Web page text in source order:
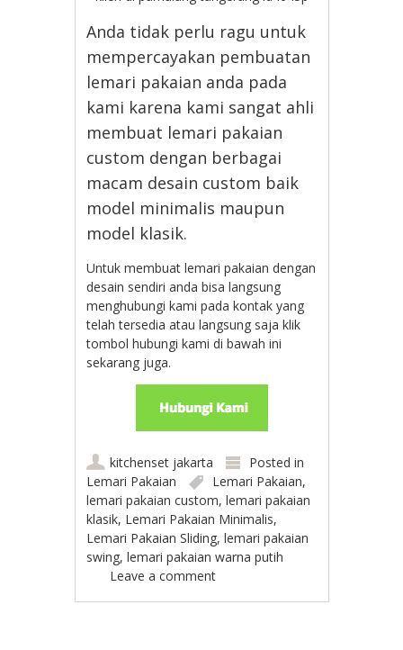
Anda tidak perlu ragu untuk
mempercayakan pembuatan
lemari pakaian anda pada
kami karena kami sangat ahli
membuat lemari pakaian
custom dengan berbagai
macam desain custom baik
model minimalis maupun
model klasik.
Untuk membuat lemari pakaian dengan
desain sendiri anda bisa langsung
menghubungi kami pada kontak yang
telah tersedia atau langsung saja klik
tombol hubungi kami di bawah ini
sekarang juga.
kitchenset jakarta
Posted in
Lemari Pakaian
Lemari Pakaian,
lemari pakaian custom,lemari pakaian
klasik, Lemari Pakaian Minimalis,
Lemari Pakaian Sliding,lemari pakaian
swing,lemari pakaian warna putih
Leave a comment